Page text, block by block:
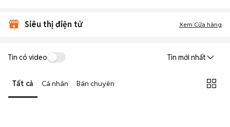
Siêu thị điện tử Xem Cửa hàng
Tin có video Tin mới nhất
Tất cả Cá nhân Bán chuyên